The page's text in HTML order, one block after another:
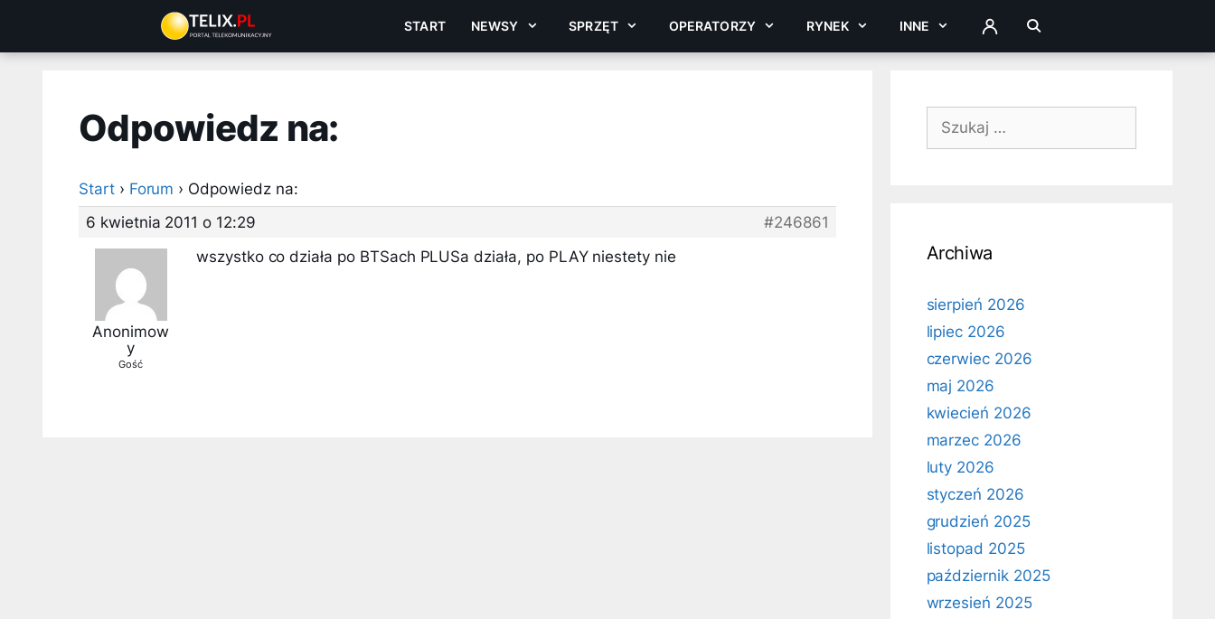
treści
START NEWSY SPRZĘT OPERATORZY RYNEK INNE ZALOGUJ
Odpowiedz na:
Start › Forum › Odpowiedz na:
6 kwietnia 2011 o 12:29
#246861
Anonimow
y
Gość
wszystko co działa po BTSach PLUSa działa, po PLAY niestety nie
Szukaj:
Archiwa
sierpień 2026
lipiec 2026
czerwiec 2026
maj 2026
kwiecień 2026
marzec 2026
luty 2026
styczeń 2026
grudzień 2025
listopad 2025
październik 2025
wrzesień 2025